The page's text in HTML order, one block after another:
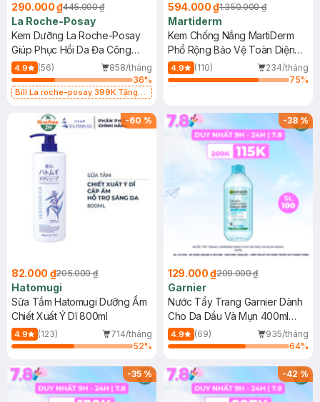
290.000 ₫445.000 ₫
La Roche-Posay
Kem Dưỡng La Roche-Posay
Giúp Phục Hồi Da Đa Công
Dụng 40ml
4.9 (56)
858/tháng
36%
Bill La roche-posay 399K Tặng
(SL có hạn)
594.000 ₫1.350.000 ₫
Martiderm
Kem Chống Nắng MartiDerm
Phổ Rộng Bảo Vệ Toàn Diện
40ml
4.9 (110)
234/tháng
75%
-60 %
82.000 ₫205.000 ₫
Hatomugi
Sữa Tắm Hatomugi Dưỡng Ẩm
Chiết Xuất Ý Dĩ 800ml
4.9 (123)
714/tháng
52%
-38%
129.000 ₫209.000 ₫
Garnier
Nước Tẩy Trang Garnier Dành
Cho Da Dầu Và Mụn 400ml
(Mới)
4.9 (69)
935/tháng
64%
-35% -42%